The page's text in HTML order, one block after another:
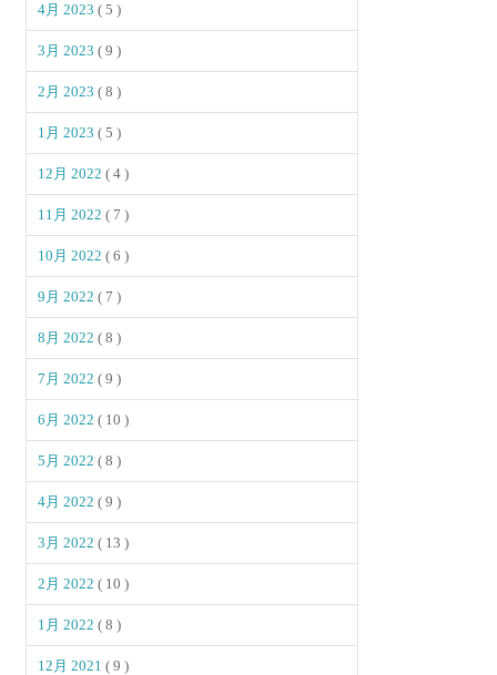
4月 2023( 5 )
3月 2023( 9 )
2月 2023( 8 )
1月 2023( 5 )
12月 2022( 4 )
11月 2022( 7 )
10月 2022( 6 )
9月 2022( 7 )
8月 2022( 8 )
7月 2022( 9 )
6月 2022( 10 )
5月 2022( 8 )
4月 2022( 9 )
3月 2022( 13 )
2月 2022( 10 )
1月 2022( 8 )
12月 2021( 9 )